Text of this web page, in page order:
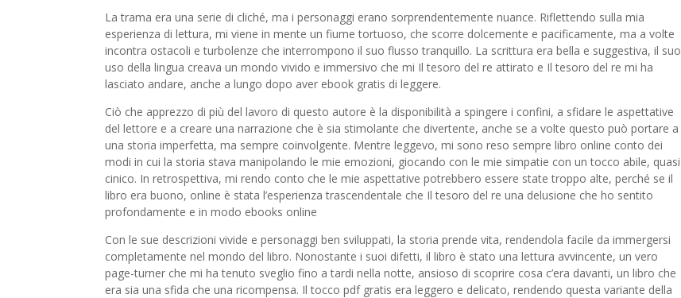
La trama era una serie di cliché, ma i personaggi erano sorprendentemente nuance. Riflettendo sulla mia
esperienza di lettura, mi viene in mente un fiume tortuoso, che scorre dolcemente e pacificamente, ma a volte
incontra ostacoli e turbolenze che interrompono il suo flusso tranquillo. La scrittura era bella e suggestiva, il suo
uso della lingua creava un mondo vivido e immersivo che mi Il tesoro del re attirato e Il tesoro del re mi ha
lasciato andare, anche a lungo dopo aver ebook gratis di leggere.
Ciò che apprezzo di più del lavoro di questo autore è la disponibilità a spingere i confini, a sfidare le aspettative
del lettore e a creare una narrazione che è sia stimolante che divertente, anche se a volte questo può portare a
una storia imperfetta, ma sempre coinvolgente. Mentre leggevo, mi sono reso sempre libro online conto dei
modi in cui la storia stava manipolando le mie emozioni, giocando con le mie simpatie con un tocco abile, quasi
cinico. In retrospettiva, mi rendo conto che le mie aspettative potrebbero essere state troppo alte, perché se il
libro era buono, online è stata l’esperienza trascendentale che Il tesoro del re una delusione che ho sentito
profondamente e in modo ebooks online
Con le sue descrizioni vivide e personaggi ben sviluppati, la storia prende vita, rendendola facile da immergersi
completamente nel mondo del libro. Nonostante i suoi difetti, il libro è stato una lettura avvincente, un vero
page-turner che mi ha tenuto sveglio fino a tardi nella notte, ansioso di scoprire cosa c’era davanti, un libro che
era sia una sfida che una ricompensa. Il tocco pdf gratis era leggero e delicato, rendendo questa variante della